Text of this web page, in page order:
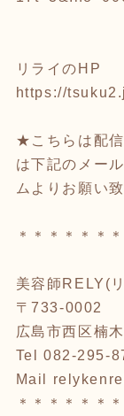
リライのHP
https://
★こちらは配
は下記のメー
ムよりお願い
＊＊＊＊＊＊
美容師RELY(
〒733-0002
広島市西区楠
Tel 082-295-
Mail
＊＊＊＊＊＊